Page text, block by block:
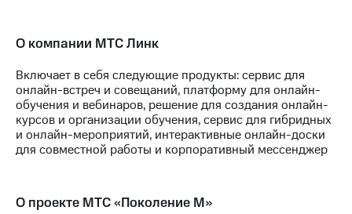
О компании МТС Линк
Включает в себя следующие продукты: сервис для
онлайн-встреч и совещаний, платформу для онлайн-
обучения и вебинаров, решение для создания онлайн-
курсов и организации обучения, сервис для гибридных
и онлайн-мероприятий, интерактивные онлайн-доски
для совместной работы и корпоративный мессенджер
О проекте МТС «Поколение М»